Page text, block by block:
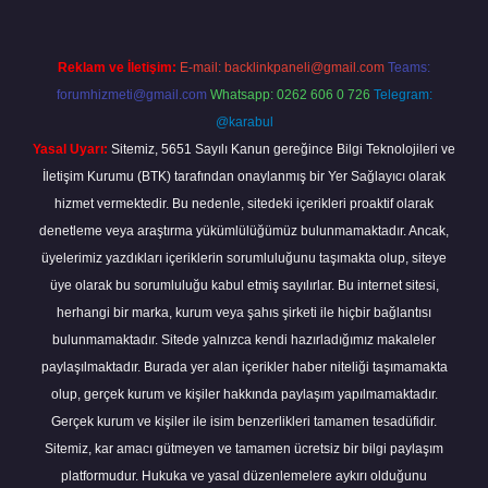
Reklam ve İletişim: E-mail: backlinkpaneli@gmail.com Teams:
forumhizmeti@gmail.com Whatsapp: 0262 606 0 726 Telegram:
@karabul
Yasal Uyarı: Sitemiz, 5651 Sayılı Kanun gereğince Bilgi Teknolojileri ve
İletişim Kurumu (BTK) tarafından onaylanmış bir Yer Sağlayıcı olarak
hizmet vermektedir. Bu nedenle, sitedeki içerikleri proaktif olarak
denetleme veya araştırma yükümlülüğümüz bulunmamaktadır. Ancak,
üyelerimiz yazdıkları içeriklerin sorumluluğunu taşımakta olup, siteye
üye olarak bu sorumluluğu kabul etmiş sayılırlar. Bu internet sitesi,
herhangi bir marka, kurum veya şahıs şirketi ile hiçbir bağlantısı
bulunmamaktadır. Sitede yalnızca kendi hazırladığımız makaleler
paylaşılmaktadır. Burada yer alan içerikler haber niteliği taşımamakta
olup, gerçek kurum ve kişiler hakkında paylaşım yapılmamaktadır.
Gerçek kurum ve kişiler ile isim benzerlikleri tamamen tesadüfidir.
Sitemiz, kar amacı gütmeyen ve tamamen ücretsiz bir bilgi paylaşım
platformudur. Hukuka ve yasal düzenlemelere aykırı olduğunu